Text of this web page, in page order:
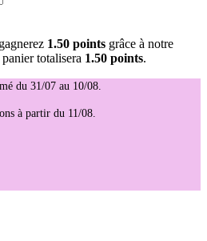
1.50 points grâce à notre
totalisera 1.50 points.
du 31/07 au 10/08.
à partir du 11/08.